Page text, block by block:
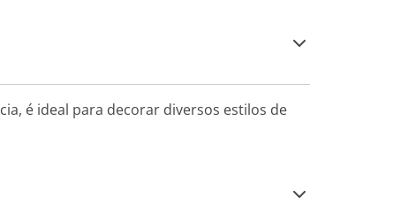
é ideal para decorar diversos estilos de